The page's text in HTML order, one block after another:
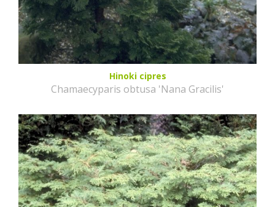
Hinoki cipres
Chamaecyparis obtusa 'Nana Gracilis'